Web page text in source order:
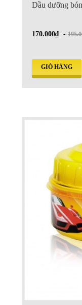
Dầu dưỡng
170.000₫ -
GIỎ HÀNG